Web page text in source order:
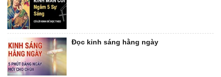
Đọc kinh sáng hằng ngày